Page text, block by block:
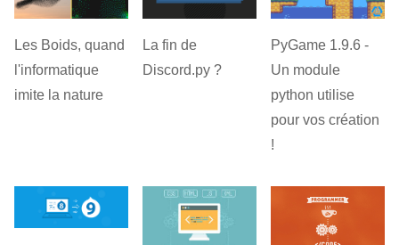
Les Boids, quand
l'informatique
imite la nature
La fin de
Discord.py ?
PyGame 1.9.6 -
Un module
python utilise
pour vos création
!